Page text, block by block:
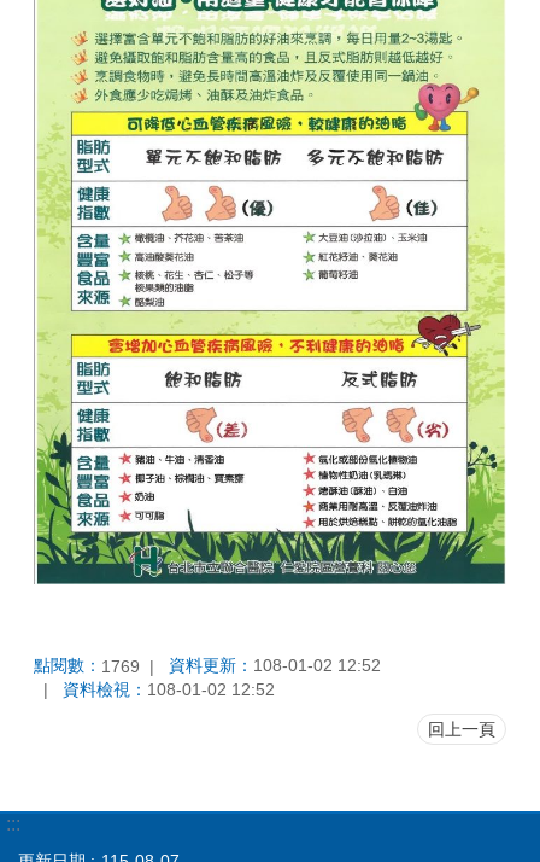
點閱數： 1769 資料更新： 108-01-02 12:52
資料檢視： 108-01-02 12:52
回上一頁
:::